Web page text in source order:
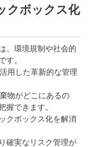
クボックス化
、環境規制や社会的
す。
用した革新的な管理
物がどこにあるの
握できます。
クボックス化を解消
確実なリスク管理が